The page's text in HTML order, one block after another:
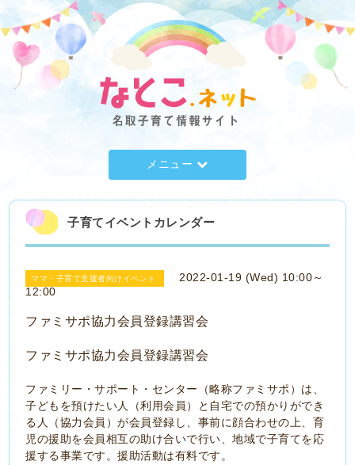
メニュー
子育てイベントカレンダー
ママ・子育て支援者向けイベント
2022-01-19 (Wed) 10:00～
12:00
ファミサポ協力会員登録講習会
ファミサポ協力会員登録講習会
ファミリー・サポート・センター（略称ファミサポ）は、
子どもを預けたい人（利用会員）と自宅での預かりができ
る人（協力会員）が会員登録し、事前に顔合わせの上、育
児の援助を会員相互の助け合いで行い、地域で子育てを応
援する事業です。援助活動は有料です。